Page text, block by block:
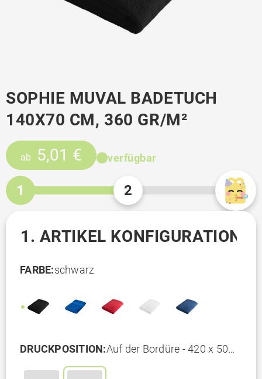
SOPHIE MUVAL BADETUCH
140X70 CM, 360 GR/M²
ab 5,01 € verfügbar
1 2
1. ARTIKEL KONFIGURATION
FARBE:schwarz
DRUCKPOSITION:Auf der Bordüre - 420 x 50